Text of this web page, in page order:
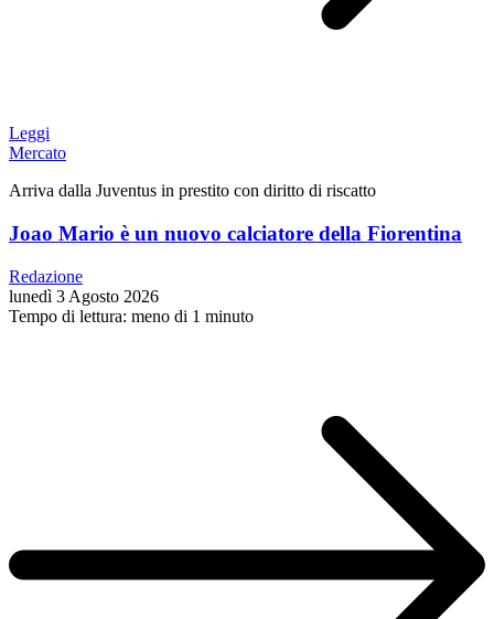
Leggi
Mercato
Arriva dalla Juventus in prestito con diritto di riscatto
Joao Mario è un nuovo calciatore della Fiorentina
Redazione
lunedì 3 Agosto 2026
Tempo di lettura: meno di 1 minuto